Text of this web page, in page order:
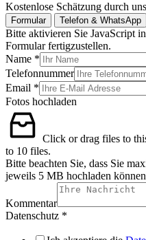
Kostenlose Schätzung durch
Formular Telefon & WhatsApp
Bitte aktivieren Sie JavaScript
Formular fertigzustellen.
Name *
Telefonnummer
Email *
Fotos hochladen
Click or drag files to
to 10 files.
Bitte beachten Sie, dass Sie
jeweils 5 MB hochladen
Kommentar
Datenschutz
Datenschutz *